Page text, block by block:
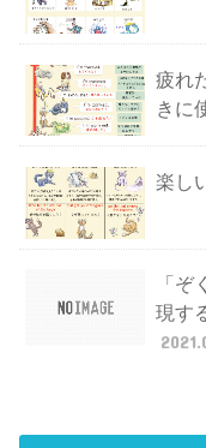
疲れ
きに
楽し
「
現す